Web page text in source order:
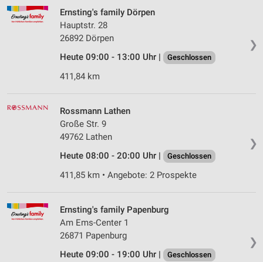
❯
Ernsting's family Dörpen
Hauptstr. 28
26892 Dörpen
Heute 09:00 - 13:00 Uhr |
Geschlossen
411,84 km
❯
Rossmann Lathen
Große Str. 9
49762 Lathen
Heute 08:00 - 20:00 Uhr |
Geschlossen
411,85 km • Angebote: 2 Prospekte
❯
Ernsting's family Papenburg
Am Ems-Center 1
26871 Papenburg
Heute 09:00 - 19:00 Uhr |
Geschlossen